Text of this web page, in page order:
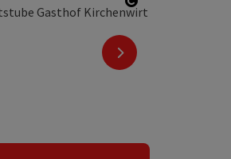
Start
nächstes Element